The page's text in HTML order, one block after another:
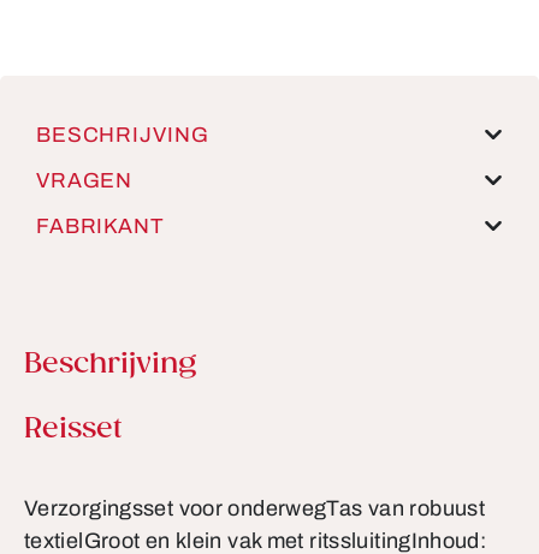
BESCHRIJVING
VRAGEN
FABRIKANT
Beschrijving
Productinformatie
Reisset
Verzorgingsset voor onderwegTas van robuust
textielGroot en klein vak met ritssluitingInhoud: